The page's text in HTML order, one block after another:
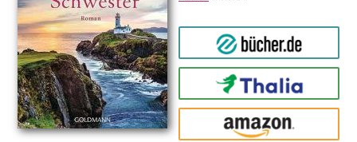
bücher.de
Thalia
amazon